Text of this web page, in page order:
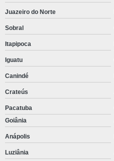
Juazeiro do Norte
Sobral
Itapipoca
Iguatu
Canindé
Crateús
Pacatuba
Goiânia
Anápolis
Luziânia